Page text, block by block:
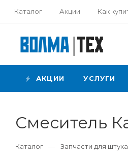
Каталог Акции Как
АКЦИИ УСЛУГИ
Смеситель
Каталог — Запчасти для